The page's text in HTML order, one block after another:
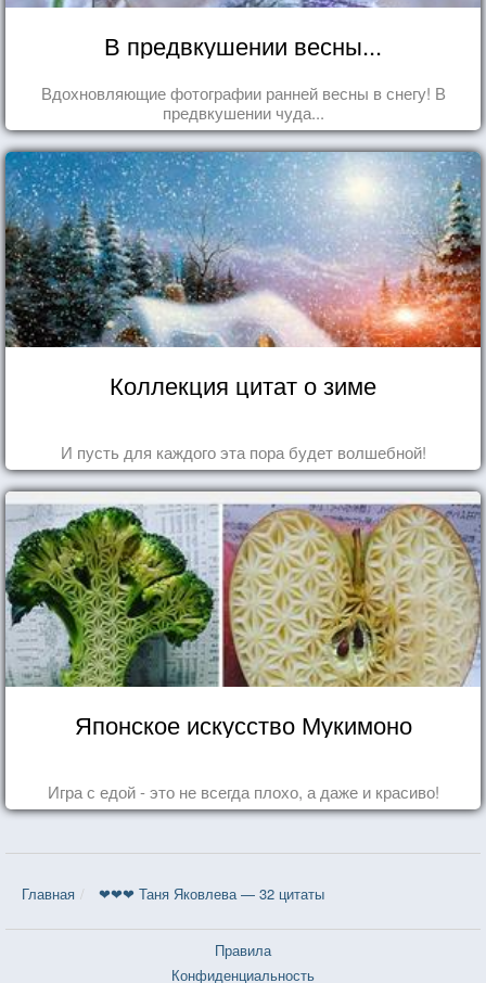
В предвкушении весны...
Вдохновляющие фотографии ранней весны в снегу! В
предвкушении чуда...
Коллекция цитат о зиме
И пусть для каждого эта пора будет волшебной!
Японское искусство Мукимоно
Игра с едой - это не всегда плохо, а даже и красиво!
Главная ❤❤❤ Таня Яковлева — 32 цитаты
Правила
Конфиденциальность